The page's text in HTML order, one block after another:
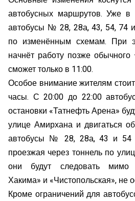
автобусных маршрутов. Уже в
автобусы № 28, 28а, 43, 54, 74 и
по изменённым схемам. При
начнёт работу позже
сможет только в 11:00.
Особое внимание жителям
часы. С 20:00 до 22:00
остановки «Татнефть Арена»
улице Амирхана и двигаться
автобусы № 28, 28а, 43 и 54
проезжая через тоннель по
они будут следовать мимо
Хакима» и «Чистопольская», не
Кроме ограничений для